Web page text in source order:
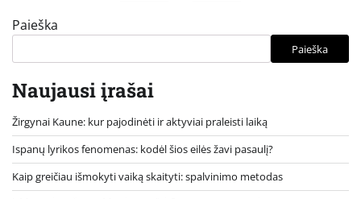
puslapiavimas
Paieška
Paieška
Naujausi įrašai
Žirgynai Kaune: kur pajodinėti ir aktyviai praleisti laiką
Ispanų lyrikos fenomenas: kodėl šios eilės žavi pasaulį?
Kaip greičiau išmokyti vaiką skaityti: spalvinimo metodas